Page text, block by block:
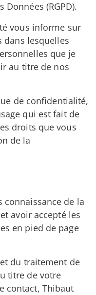
(RGPD).
vous informe sur
dans lesquelles
que je
au titre de nos
de confidentialité,
qui est fait de
droits que vous
de la
connaissance de la
avoir accepté les
en pied de page
du traitement de
titre de votre
contact, Thibaut